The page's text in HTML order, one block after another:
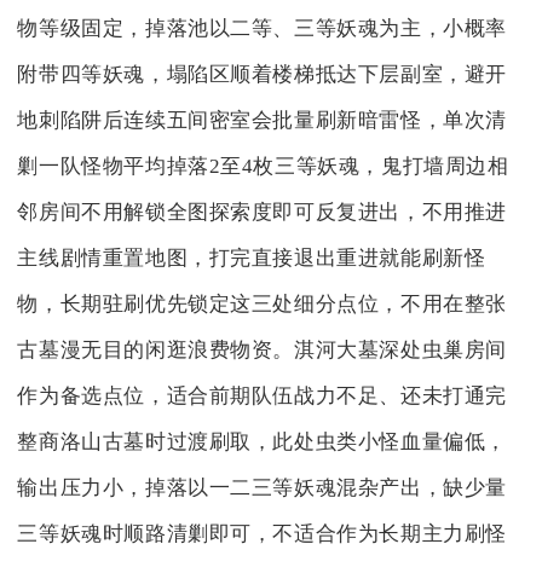
物等级固定，掉落池以二等、三等妖魂为主，小概率
附带四等妖魂，塌陷区顺着楼梯抵达下层副室，避开
地刺陷阱后连续五间密室会批量刷新暗雷怪，单次清
剿一队怪物平均掉落2至4枚三等妖魂，鬼打墙周边相
邻房间不用解锁全图探索度即可反复进出，不用推进
主线剧情重置地图，打完直接退出重进就能刷新怪
物，长期驻刷优先锁定这三处细分点位，不用在整张
古墓漫无目的闲逛浪费物资。淇河大墓深处虫巢房间
作为备选点位，适合前期队伍战力不足、还未打通完
整商洛山古墓时过渡刷取，此处虫类小怪血量偏低，
输出压力小，掉落以一二三等妖魂混杂产出，缺少量
三等妖魂时顺路清剿即可，不适合作为长期主力刷怪